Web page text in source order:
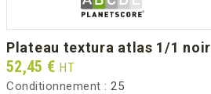
plateau textura atlas 1/1 noir
Prix
52,45 € HT
Conditionnement : 25